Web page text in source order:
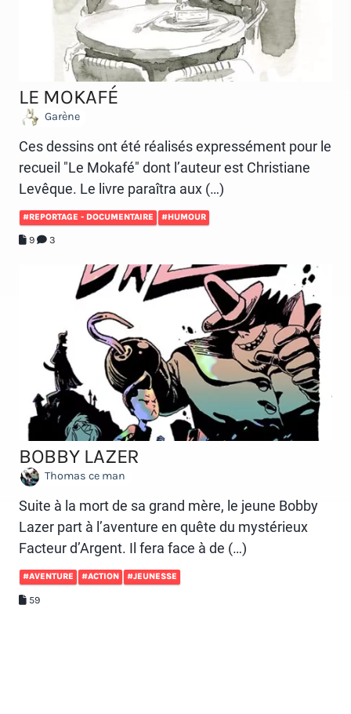
LE MOKAFÉ
Garène
Ces dessins ont été réalisés expressément pour le
recueil "Le Mokafé" dont l’auteur est Christiane
Levêque. Le livre paraîtra aux (…)
#REPORTAGE - DOCUMENTAIRE #HUMOUR
9 3
BOBBY LAZER
Thomas ce man
Suite à la mort de sa grand mère, le jeune Bobby
Lazer part à l’aventure en quête du mystérieux
Facteur d’Argent. Il fera face à de (…)
#AVENTURE #ACTION #JEUNESSE
59